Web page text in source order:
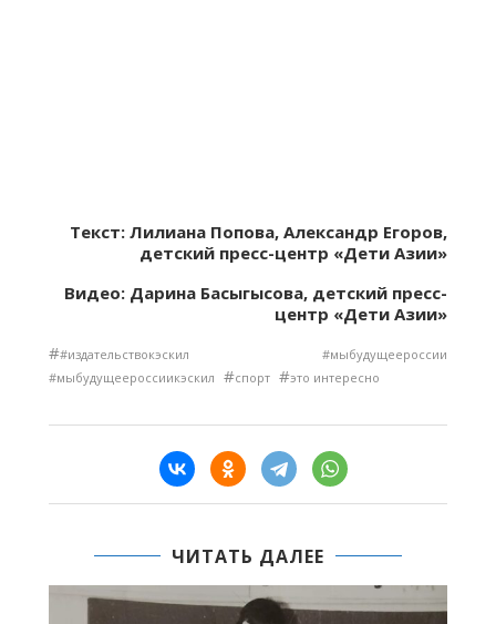
Текст: Лилиана Попова, Александр Егоров,
детский пресс-центр «Дети Азии»
Видео: Дарина Басыгысова, детский пресс-
центр «Дети Азии»
##издательствокэскил #мыбудущеероссии
#мыбудущеероссиикэскил #спорт #это интересно
ЧИТАТЬ ДАЛЕЕ